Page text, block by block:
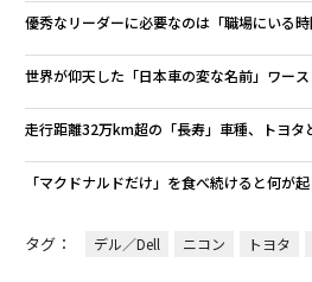
優秀なリーダーに必要なのは「職場にいる
世界が仰天した「日本車の変な名前」ワー
走行距離32万km超の「長寿」車種、トヨタ
「マクドナルドだけ」を食べ続けると何が起
タグ： デル／Dell ニコン トヨタ